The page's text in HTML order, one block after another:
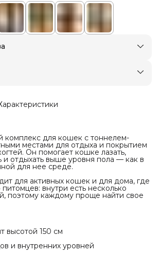
выдачи или до двери
комплекс для кошек с тоннелем-
местами для отдыха и покрытием
Он помогает кошке лазать,
и отдыхать выше уровня пола — как в
для нее среде.
для активных кошек и для дома, где
внутри есть несколько
поэтому каждому проще найти свое
высотой 150 см
и внутренних уровней